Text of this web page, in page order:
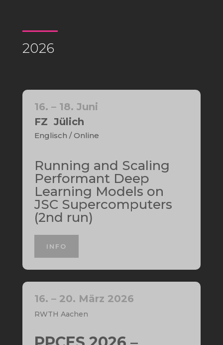
2026
16. – 18. Juni
FZ Jülich
Englisch / Online
Running and Scaling
Performant Deep
Learning Models on
JSC Supercomputers
(2nd run)
INFO
16. – 20. März 2026
RWTH Aachen